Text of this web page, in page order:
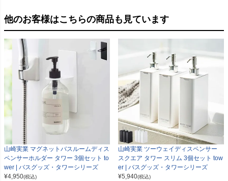
他のお客様はこちらの商品も見ています
山崎実業 マグネットバスルームディス
ペンサーホルダー タワー 3個セット to
wer | バスグッズ・タワーシリーズ
¥4,950(税込)
山崎実業 ツーウェイディスペンサー
スクエア タワー スリム 3個セット tow
er | バスグッズ・タワーシリーズ
¥5,940(税込)